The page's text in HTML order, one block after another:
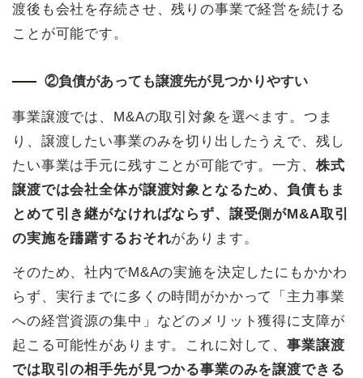
渡後も会社を存続させ、残りの事業で経営を続ける
ことが可能です。
②負債があっても譲渡先が見つかりやすい
事業譲渡では、M&Aの取引対象を選べます。つま
り、譲渡したい事業のみを切り出したうえで、残し
たい事業は手元に残すことが可能です。一方、 株式
譲渡では会社全体が譲渡対象となるため、負債もま
とめて引き継がなければならず、譲受側がM&A取引
の実施を躊躇するおそれがあります。
そのため、社内でM&Aの実施を決定したにもかかわ
らず、実行までに多くの時間がかかって「主力事業
への経営資源の集中」などのメリット獲得に支障が
起こる可能性があります。これに対して、事業譲渡
では取引の相手先が見つかる事業のみを譲渡できる